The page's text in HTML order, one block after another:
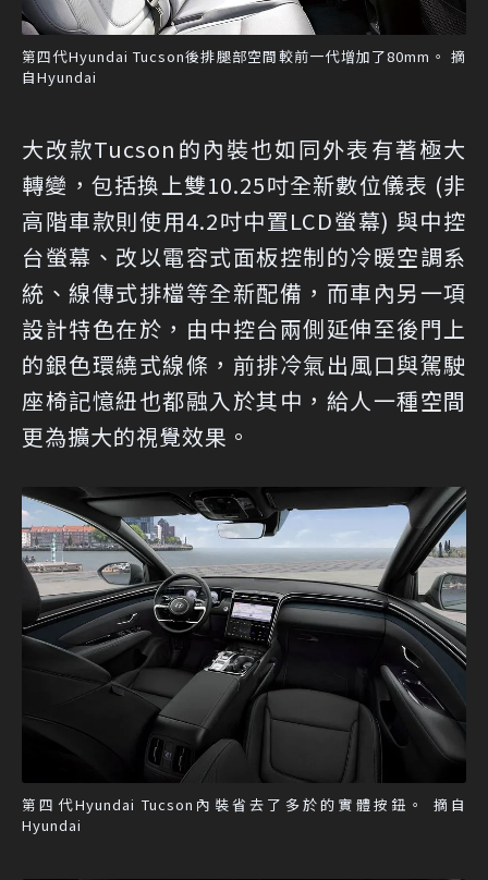
第四代Hyundai Tucson後排腿部空間較前一代增加了80mm。 摘
自Hyundai
大改款Tucson的內裝也如同外表有著極大
轉變，包括換上雙10.25吋全新數位儀表 (非
高階車款則使用4.2吋中置LCD螢幕) 與中控
台螢幕、改以電容式面板控制的冷暖空調系
統、線傳式排檔等全新配備，而車內另一項
設計特色在於，由中控台兩側延伸至後門上
的銀色環繞式線條，前排冷氣出風口與駕駛
座椅記憶紐也都融入於其中，給人一種空間
更為擴大的視覺效果。
第四代Hyundai Tucson內裝省去了多於的實體按鈕。 摘自
Hyundai